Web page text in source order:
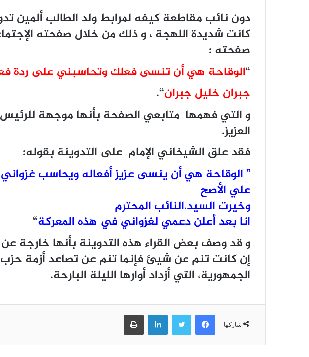
دون نائب مقاطعة كيفه لمرابط ولد الطالب ألمين
كانت شديدة اللهجة ، و ذلك من خلال صفحته
صفحته :
“الوقاحة هي أن تنسى فعلك وتحاسبني على ردة
جبران خليل جبران“.
و التي فهمها متابعي الصفحة بأنها موجهة
العزيز.
فقد علق الشيخاني الإمام على التدوينة بقوله:
” الوقاحة هي أن ينسى عزيز أفعاله ويحاسب
علي الأصح
وخيرت السيد.النائب المحترم
انا بعد أعلن دعمي لغزواني في هذه المعركة“
و قد وصف بعض القراء هذه التدوينة بأنها خارجة عن
إن كانت تنم عن شيئ فإنما تنم عن تصاعد أزمة حزب
الجمهورية، التي أزداد أوارها الليلة البارحة.
شاركها
فيسبوك تويتر لينكدإن طباعة